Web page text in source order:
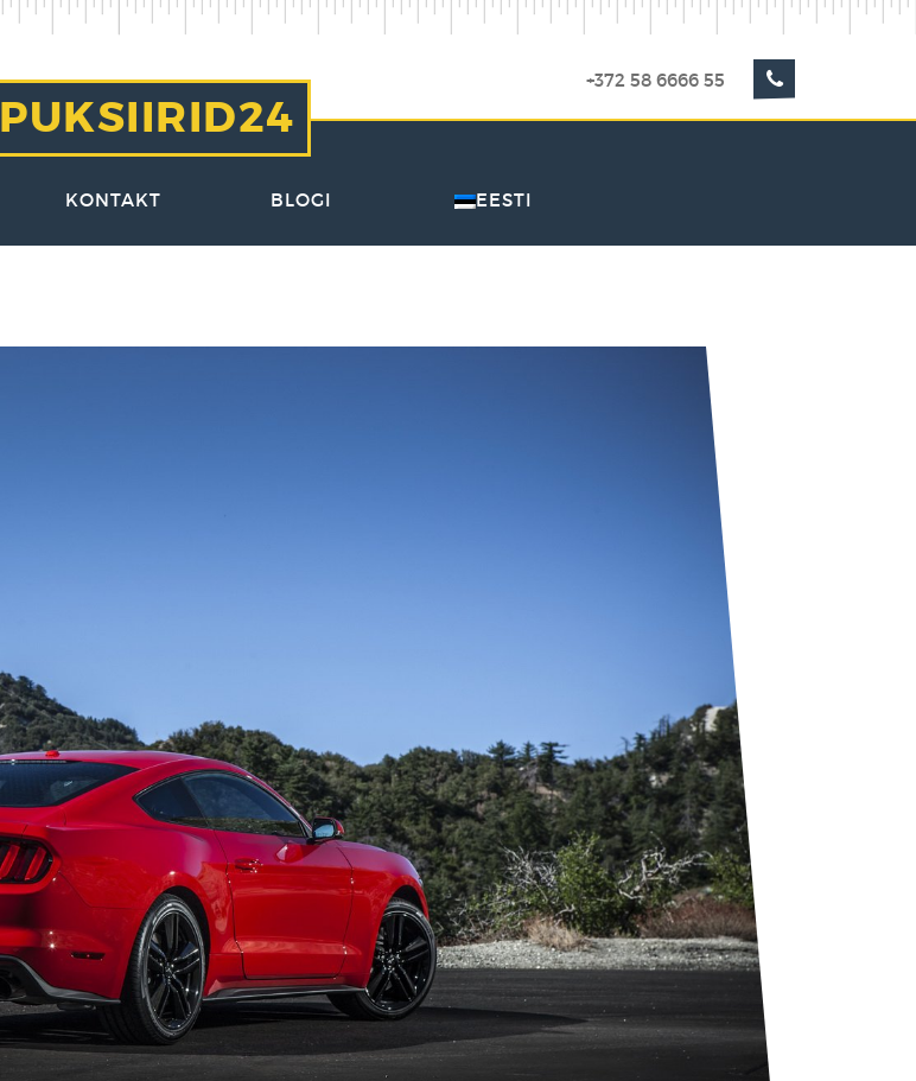
+372 58 6666 55
PUKSIIRID24
KONTAKT BLOGI EESTI